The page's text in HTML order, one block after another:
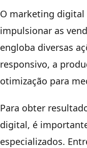
O marketing digital
impulsionar as
engloba diversas
responsivo, a
otimização para
Para obter
digital, é
especializados.